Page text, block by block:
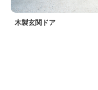
木製玄関ドア